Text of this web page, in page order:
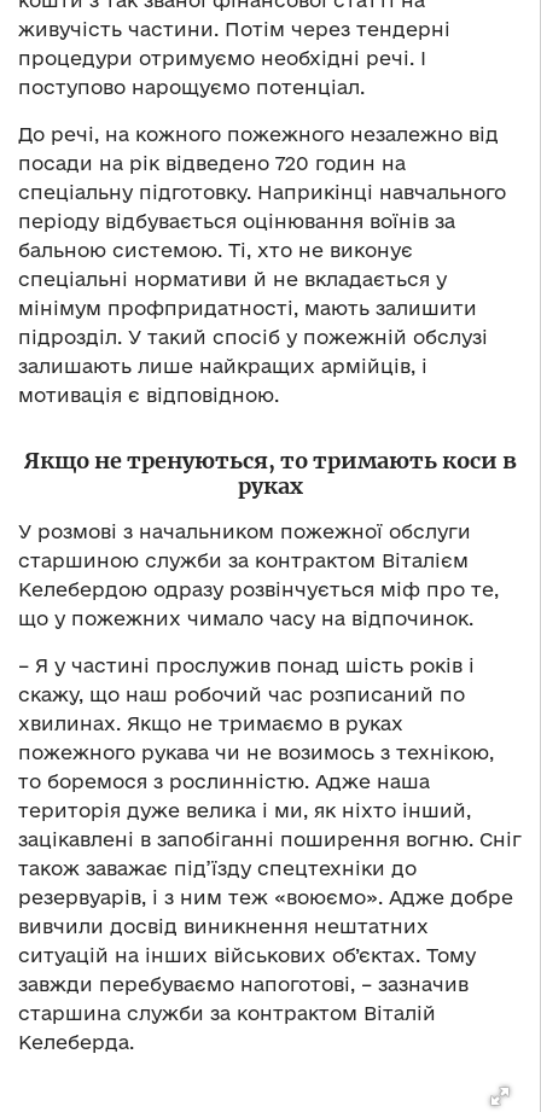
живучість частини. Потім через тендерні
процедури отримуємо необхідні речі. І
поступово нарощуємо потенціал.
До речі, на кожного пожежного незалежно від
посади на рік відведено 720 годин на
спеціальну підготовку. Наприкінці навчального
періоду відбувається оцінювання воїнів за
бальною системою. Ті, хто не виконує
спеціальні нормативи й не вкладається у
мінімум профпридатності, мають залишити
підрозділ. У такий спосіб у пожежній обслузі
залишають лише найкращих армійців, і
мотивація є відповідною.
Якщо не тренуються, то тримають коси в
руках
У розмові з начальником пожежної обслуги
старшиною служби за контрактом Віталієм
Келебердою одразу розвінчується міф про те,
що у пожежних чимало часу на відпочинок.
– Я у частині прослужив понад шість років і
скажу, що наш робочий час розписаний по
хвилинах. Якщо не тримаємо в руках
пожежного рукава чи не возимось з технікою,
то боремося з рослинністю. Адже наша
територія дуже велика і ми, як ніхто інший,
зацікавлені в запобіганні поширення вогню. Сніг
також заважає під’їзду спецтехніки до
резервуарів, і з ним теж «воюємо». Адже добре
вивчили досвід виникнення нештатних
ситуацій на інших військових об’єктах. Тому
завжди перебуваємо напоготові, – зазначив
старшина служби за контрактом Віталій
Келеберда.